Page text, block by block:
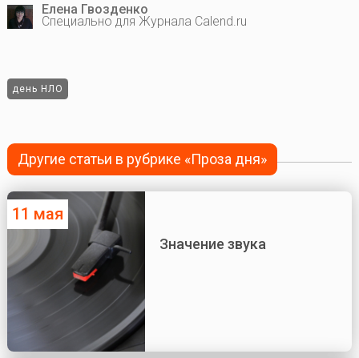
Елена Гвозденко
Специально для Журнала Calend.ru
день НЛО
Другие статьи в рубрике «Проза дня»
11 мая
Значение звука